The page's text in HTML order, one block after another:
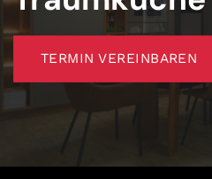
TERMIN VEREINBAREN